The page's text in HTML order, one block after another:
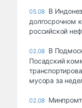
05.08 В
долгосрочном
российской
02.08 В
Посадский
мусора за
02.08